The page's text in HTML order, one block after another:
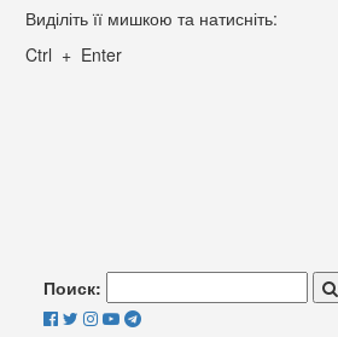
Виділіть її мишкою та натисніть:
Ctrl + Enter
Поиск: